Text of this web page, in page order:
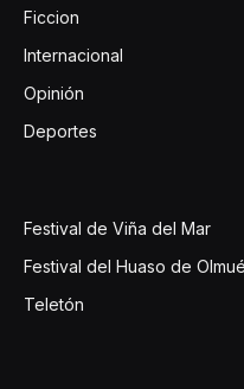
Ficcion
Internacional
Opinión
Deportes
Festival de Viña del Mar
Festival del Huaso de Olmué
Teletón